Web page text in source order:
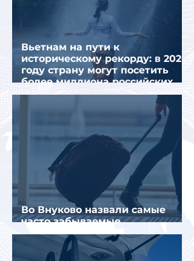
Вьетнам на пути к
историческому рекорду: в 2026
году страну могут посетить
более миллиона российских
туристов
Во Внуково назвали самые
часто забываемые
пассажирами вещи